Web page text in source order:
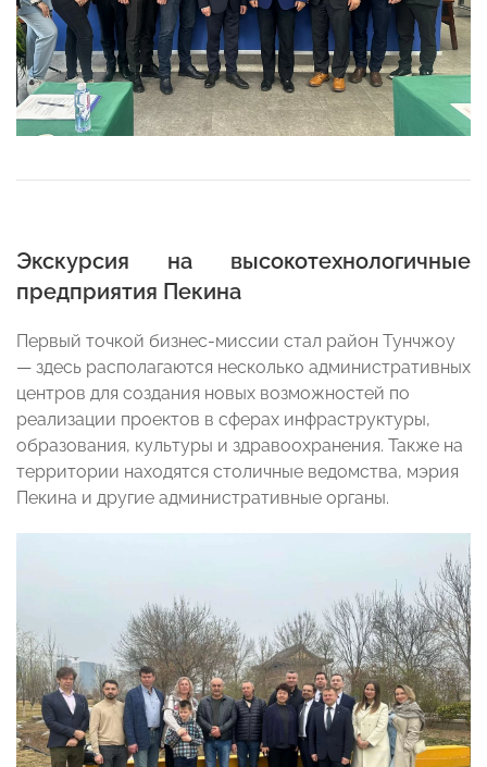
Экскурсия на высокотехнологичные
предприятия Пекина
Первый точкой бизнес-миссии стал район Тунчжоу
— здесь располагаются несколько административных
центров для создания новых возможностей по
реализации проектов в сферах инфраструктуры,
образования, культуры и здравоохранения. Также на
территории находятся столичные ведомства, мэрия
Пекина и другие административные органы.